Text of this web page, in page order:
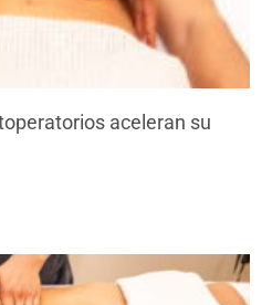
aceleran su